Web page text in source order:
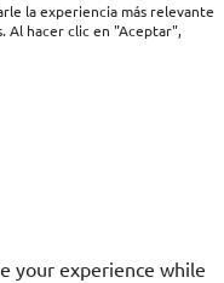
la experiencia más relevante
Al hacer clic en "Aceptar",
your experience while